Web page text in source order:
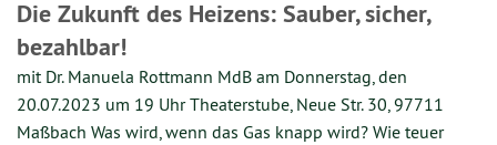
Die Zukunft des Heizens: Sauber, sicher,
bezahlbar!
mit Dr. Manuela Rottmann MdB am Donnerstag, den
20.07.2023 um 19 Uhr Theaterstube, Neue Str. 30, 97711
Maßbach Was wird, wenn das Gas knapp wird? Wie teuer